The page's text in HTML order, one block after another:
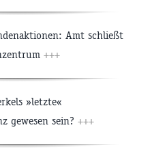
Amt schließt
+++
»letzte«
gewesen sein? +++